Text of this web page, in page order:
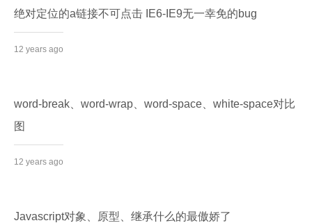
绝对定位的a链接不可点击 IE6-IE9无一幸免的bug
12 years ago
word-break、word-wrap、word-space、white-space对比
图
12 years ago
Javascript对象、原型、继承什么的最傲娇了